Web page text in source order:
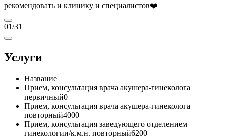
рекомендовать и клинику и специалистов❤️
01/31
Услуги
Название
Прием, консультация врача акушера-гинеколога
первичный0
Прием, консультация врача акушера-гинеколога
повторный4000
Прием, консультация заведующего отделением
гинекологии/к.м.н. повторный6200